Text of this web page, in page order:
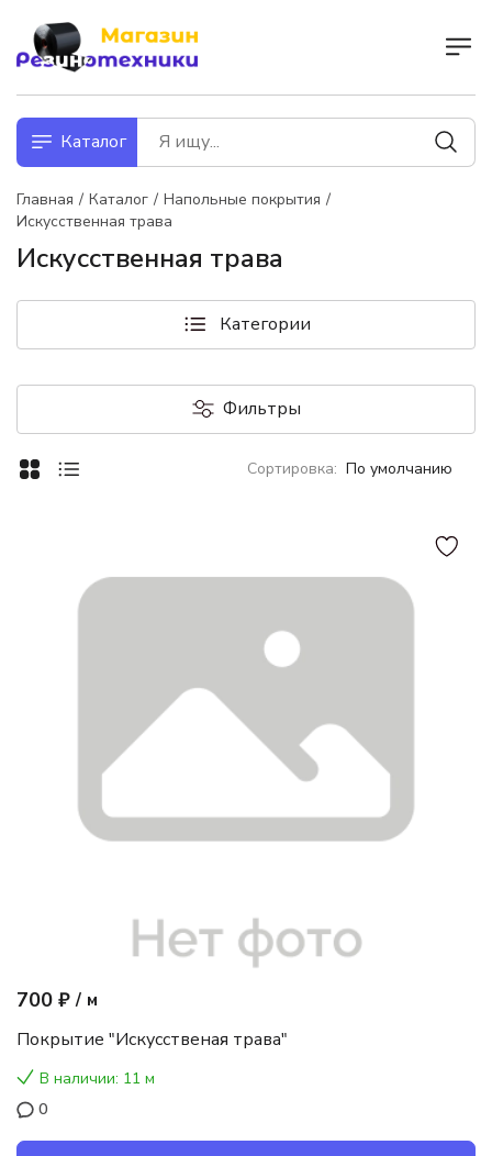
Каталог
Главная Каталог
Напольные покрытия
Искусственная трава
Искусственная трава
Категории
Фильтры
По умолчанию
700 ₽ / м
Покрытие "Искусственая трава"
В наличии: 11 м
0